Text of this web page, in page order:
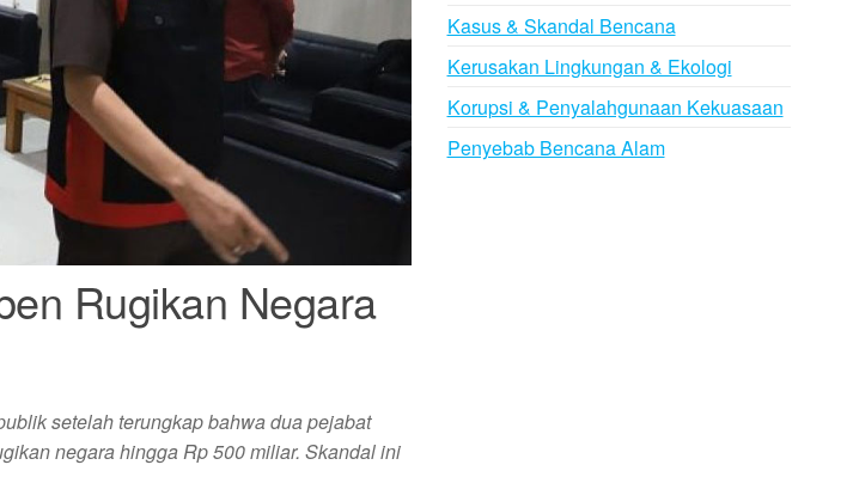
Rugikan Negara
setelah terungkap bahwa dua pejabat
negara hingga Rp 500 miliar. Skandal ini
Kasus & Skandal Bencana
Kerusakan Lingkungan & Ekologi
Korupsi & Penyalahgunaan Kekuasaan
Penyebab Bencana Alam